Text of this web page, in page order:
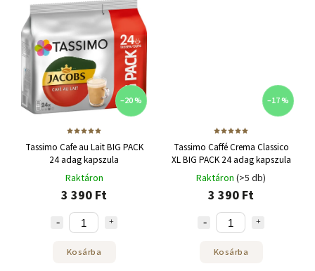
–20 %
Tassimo Cafe au Lait BIG PACK
24 adag kapszula
Raktáron
3 390 Ft
Kosárba
–17 %
Tassimo Caffé Crema Classico
XL BIG PACK 24 adag kapszula
Raktáron (>5 db)
3 390 Ft
Kosárba